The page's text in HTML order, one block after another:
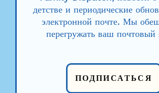
детстве и периодические
электронной почте. Мы
перегружать ваш
ПОДПИСАТЬСЯ